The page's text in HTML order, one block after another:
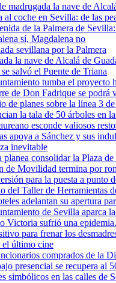
madrugada la nave de
al coche en Sevilla: de las
de la Palmera de
sí, Magdalena no
sevillana por la Palmera
la nave de Alcalá de
salvó el Puente de Triana
tumba el proyecto
de Don Fadrique se podrá
de planes sobre la línea 3
la tala de 50 árboles en
esconde valiosos
apoya a Sánchez y sus
inevitable
consolidar la Plaza
de Movilidad termina por
para la puesta a punto
del Taller de Herramientas
adelantan su apertura
de Sevilla aparca
Victoria sufrió una
para frenar los
el último cine
comprados de la
presencial se recupera al
simbólicos en las calles de